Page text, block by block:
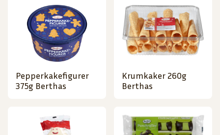
Pepperkakefigurer
375g Berthas
Krumkaker 260g
Berthas